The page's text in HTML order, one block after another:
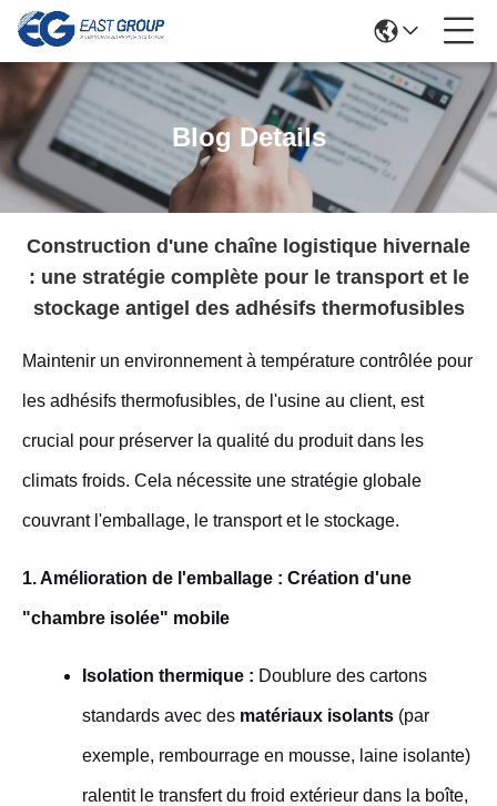
Blog Details
Construction d'une chaîne logistique hivernale
: une stratégie complète pour le transport et le
stockage antigel des adhésifs thermofusibles
Maintenir un environnement à température contrôlée pour
les adhésifs thermofusibles, de l'usine au client, est
crucial pour préserver la qualité du produit dans les
climats froids. Cela nécessite une stratégie globale
couvrant l'emballage, le transport et le stockage.
1. Amélioration de l'emballage : Création d'une
"chambre isolée" mobile
Isolation thermique : Doublure des cartons
standards avec des matériaux isolants (par
exemple, rembourrage en mousse, laine isolante)
ralentit le transfert du froid extérieur dans la boîte,